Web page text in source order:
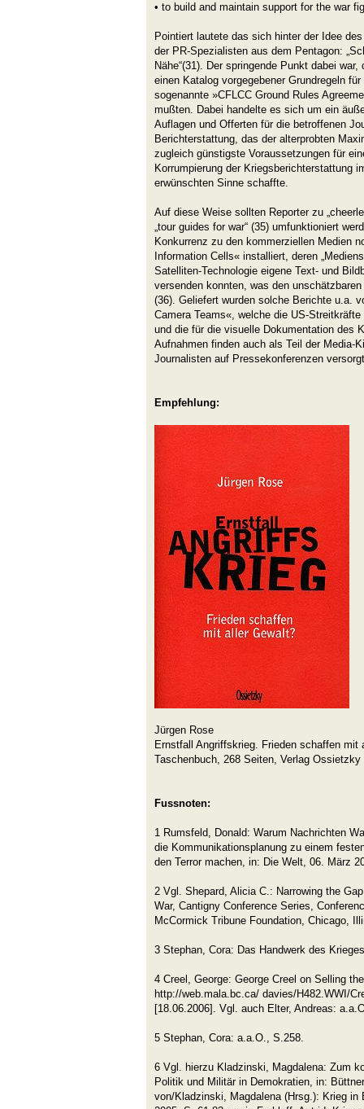
• to build and maintain support for the war
Pointiert lautete das sich hinter der Idee
der PR-Spezialisten aus dem Pentagon:
Nähe“(31). Der springende Punkt dabei
einen Katalog vorgegebener Grundregeln
sogenannte »CFLCC Ground Rules
mußten. Dabei handelte es sich um ein
Auflagen und Offerten für die betroffenen
Berichterstattung, das der alterprobten
zugleich günstigste Voraussetzungen für
Korrumpierung der Kriegsberichterstattung
erwünschten Sinne schaffte.
Auf diese Weise sollten Reporter zu
„tour guides for war“ (35) umfunktioniert
Konkurrenz zu den kommerziellen Medien
Information Cells« installiert, deren
Satelliten-Technologie eigene Text- und
versenden konnten, was den
(36). Geliefert wurden solche Berichte u.a.
Camera Teams«, welche die US-
und die für die visuelle Dokumentation des
Aufnahmen finden auch als Teil der Media-
Journalisten auf Pressekonferenzen
Empfehlung:
Jürgen Rose
Ernstfall Angriffskrieg. Frieden schaffen mit
Taschenbuch, 268 Seiten, Verlag Ossietzky
Fussnoten:
1 Rumsfeld, Donald: Warum Nachrichten
die Kommunikationsplanung zu einem
den Terror machen, in: Die Welt, 06. März
2 Vgl. Shepard, Alicia C.: Narrowing the
War, Cantigny Conference Series,
McCormick Tribune Foundation, Chicago,
3 Stephan, Cora: Das Handwerk des
4 Creel, George: George Creel on Selling
http://web.mala.bc.ca/ davies/H482.WWI/
[18.06.2006]. Vgl. auch Elter, Andreas:
5 Stephan, Cora: a.a.O., S.258.
6 Vgl. hierzu Kladzinski, Magdalena: Zum
Politik und Militär in Demokratien, in:
von/Kladzinski, Magdalena (Hrsg.): Krieg in